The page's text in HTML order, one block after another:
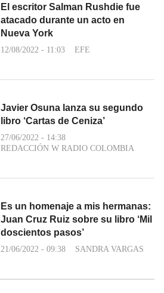
El escritor Salman Rushdie fue
atacado durante un acto en
Nueva York
12/08/2022 - 11:03 EFE
Javier Osuna lanza su segundo
libro ‘Cartas de Ceniza’
27/06/2022 - 14:38
REDACCIÓN W RADIO COLOMBIA
Es un homenaje a mis hermanas:
Juan Cruz Ruiz sobre su libro ‘Mil
doscientos pasos’
21/06/2022 - 09:38 SANDRA VARGAS